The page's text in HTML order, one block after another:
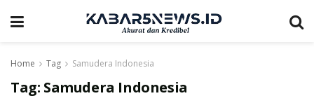
Home Tag Samudera Indonesia
Tag: Samudera Indonesia